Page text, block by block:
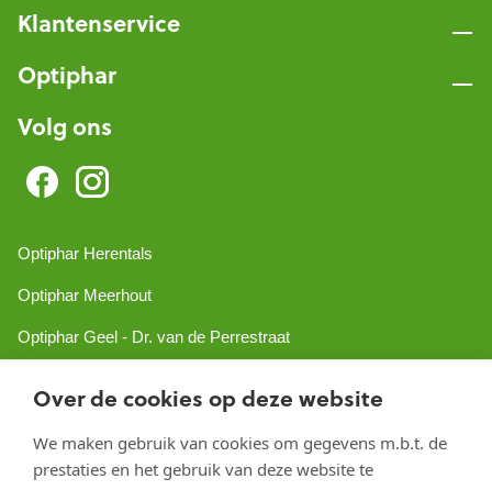
Over de cookies op deze website
We maken gebruik van cookies om gegevens m.b.t. de
prestaties en het gebruik van deze website te
Klantenservice
Optiphar
Volg ons
Optiphar Herentals
Optiphar Meerhout
Optiphar Geel - Dr. van de Perrestraat
Optiphar Mol